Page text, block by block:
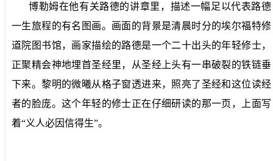
博勒姆在他有关路德的讲章里，描述一幅足以代表路德
一生旅程的有名图画。画面的背景是清晨时分的埃尔福特修
道院图书馆，画家描绘的路德是一个二十出头的年轻修士，
正聚精会神地埋首圣经里，从圣经上头有一串破裂的铁链垂
下来。黎明的微曦从格子窗透进来，照亮了圣经和这位读经
者的脸庞。这个年轻的修士正在仔细研读的那一页，上面写
着“义人必因信得生”。